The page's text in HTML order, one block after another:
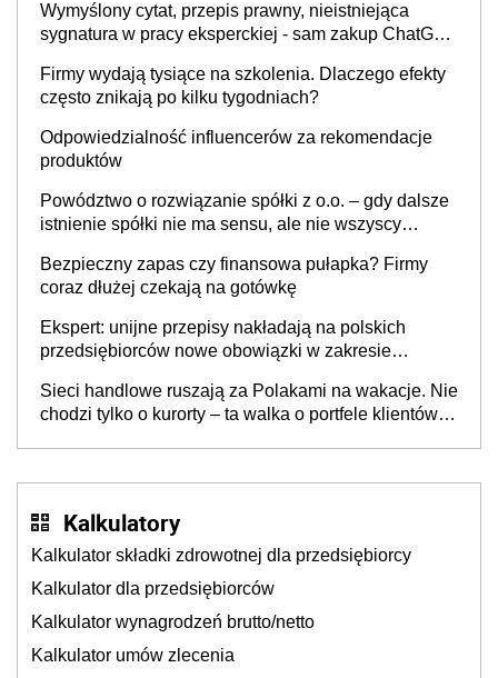
Wymyślony cytat, przepis prawny, nieistniejąca
sygnatura w pracy eksperckiej - sam zakup ChatGPT
Firmy wydają tysiące na szkolenia. Dlaczego efekty
często znikają po kilku tygodniach?
Odpowiedzialność influencerów za rekomendacje
produktów
Powództwo o rozwiązanie spółki z o.o. – gdy dalsze
istnienie spółki nie ma sensu, ale nie wszyscy
Bezpieczny zapas czy finansowa pułapka? Firmy
coraz dłużej czekają na gotówkę
Ekspert: unijne przepisy nakładają na polskich
przedsiębiorców nowe obowiązki w zakresie
Sieci handlowe ruszają za Polakami na wakacje. Nie
chodzi tylko o kurorty – ta walka o portfele klientów
Kalkulatory
Kalkulator składki zdrowotnej dla przedsiębiorcy
Kalkulator dla przedsiębiorców
Kalkulator wynagrodzeń brutto/netto
Kalkulator umów zlecenia